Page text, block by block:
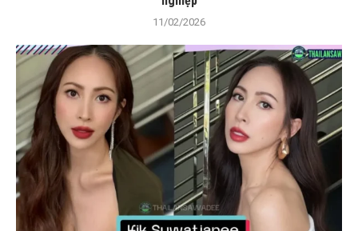
11/02/2026